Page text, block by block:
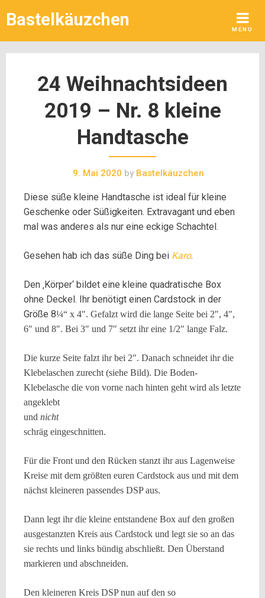
Bastelkäuzchen MENU
24 Weihnachtsideen
2019 – Nr. 8 kleine
Handtasche
9. Mai 2020 by Bastelkäuzchen
Diese süße kleine Handtasche ist ideal für kleine
Geschenke oder Süßigkeiten. Extravagant und eben
mal was anderes als nur eine eckige Schachtel.
Gesehen hab ich das süße Ding bei Karo.
Den ‚Körper‘ bildet eine kleine quadratische Box
ohne Deckel. Ihr benötigt einen Cardstock in der
Größe 8¼“ x 4″. Gefalzt wird die lange Seite bei 2″, 4″,
6″ und 8″. Bei 3″ und 7″ setzt ihr eine 1/2″ lange Falz.
Die kurze Seite falzt ihr bei 2″. Danach schneidet ihr die
Klebelaschen zurecht (siehe Bild). Die Boden-
Klebelasche die von vorne nach hinten geht wird als letzte
angeklebt
und nicht
schräg eingeschnitten.
Für die Front und den Rücken stanzt ihr aus Lagenweise
Kreise mit dem größten euren Cardstock aus und mit dem
nächst kleineren passendes DSP aus.
Dann legt ihr die kleine entstandene Box auf den großen
ausgestanzten Kreis aus Cardstock und legt sie so an das
sie rechts und links bündig abschließt. Den Überstand
markieren und abschneiden.
Den kleineren Kreis DSP nun auf den so